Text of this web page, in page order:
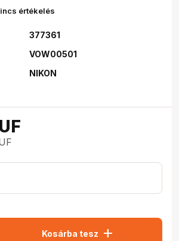
értékelés
377361
VOW00501
NIKON
Kosárba tesz add